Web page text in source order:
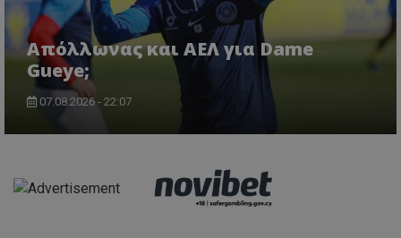
Απόλλωνας και ΑΕΛ για Dame
Gueye;
07.08.2026 - 22:07